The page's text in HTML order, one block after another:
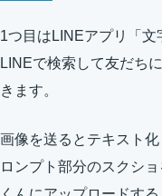
1つ目はLINEアプリ「文
LINEで検索して友だち
きます。
画像を送るとテキスト
ロンプト部分のスクシ